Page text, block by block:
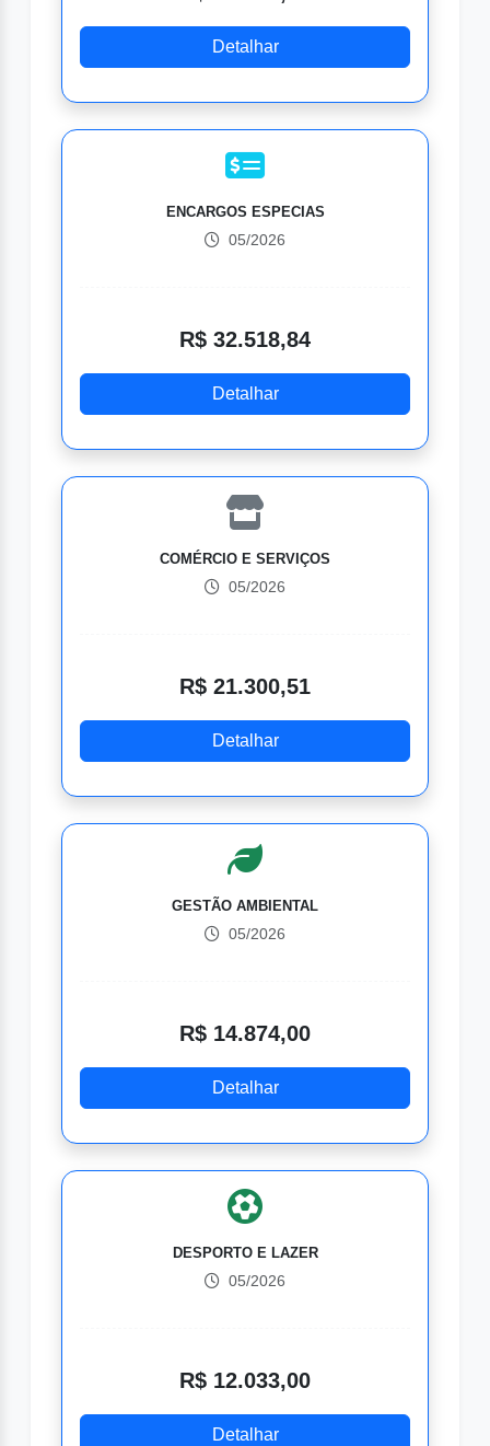
Detalhar
ENCARGOS ESPECIAS
05/2026
R$ 32.518,84
Detalhar
COMÉRCIO E SERVIÇOS
05/2026
R$ 21.300,51
Detalhar
GESTÃO AMBIENTAL
05/2026
R$ 14.874,00
Detalhar
DESPORTO E LAZER
05/2026
R$ 12.033,00
Detalhar